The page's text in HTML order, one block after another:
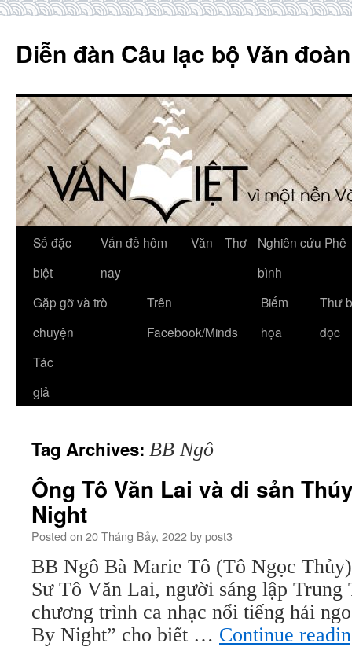
content
Diễn đàn Câu lạc bộ Văn
Số đặc
biệt
Vấn đề hôm
nay
Văn Thơ
Nghiên cứu Phê
bình
Gặp gỡ và trò
chuyện
Trên
Facebook/Minds
Biếm
họa
Thư
đọc
Tác
giả
Tag Archives: BB Ngô
Ông Tô Văn Lai và di sản
Night
Posted on 20 Tháng Bảy, 2022bypost3
BB Ngô Bà Marie Tô (Tô Ngọc
Sư Tô Văn Lai, người sáng lập Trung
chương trình ca nhạc nổi tiếng hải
By Night” cho biết … Continue